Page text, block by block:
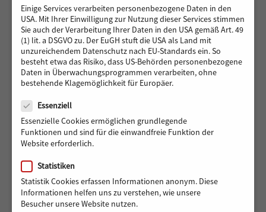
05-Arche-
Sommerferienprogramm-
finanziert-von-Hörer-helfen-
Kindern
06-Arche-
Sommerferienprogramm-
finanziert-von-Hörer-helfen-
Kindern
07-Arche-
Sommerferienprogramm-
Kindern
08-Arche-
Sommerferienprogramm-
01-Arche-
finanziert-von-Hörer-helfen-
Einige Services verarbeiten personenbezogene Daten in den
USA. Mit Ihrer Einwilligung zur Nutzung dieser Services stimmen
Sie auch der Verarbeitung Ihrer Daten in den USA gemäß Art. 49
(1) lit. a DSGVO zu. Der EuGH stuft die USA als Land mit
unzureichendem Datenschutz nach EU-Standards ein. So
besteht etwa das Risiko, dass US-Behörden personenbezogene
Daten in Überwachungsprogrammen verarbeiten, ohne
bestehende Klagemöglichkeit für Europäer.
Essenziell
Essenzielle Cookies ermöglichen grundlegende
Funktionen und sind für die einwandfreie Funktion der
Website erforderlich.
Statistiken
Statistik Cookies erfassen Informationen anonym. Diese
Informationen helfen uns zu verstehen, wie unsere
Besucher unsere Website nutzen.